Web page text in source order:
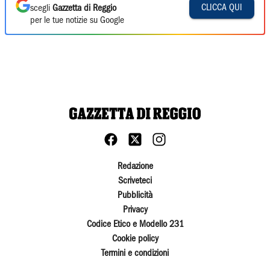
scegli Gazzetta di Reggio
per le tue notizie su Google
CLICCA QUI
Redazione
Scriveteci
Pubblicità
Privacy
Codice Etico e Modello 231
Cookie policy
Termini e condizioni